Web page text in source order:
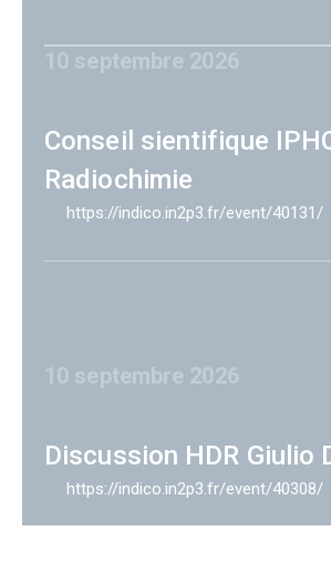
10 septembre 2026
Conseil sientifique
Radiochimie
https://indico.in2p3.fr/event/40131/
10 septembre 2026
Discussion HDR Giulio
https://indico.in2p3.fr/event/40308/